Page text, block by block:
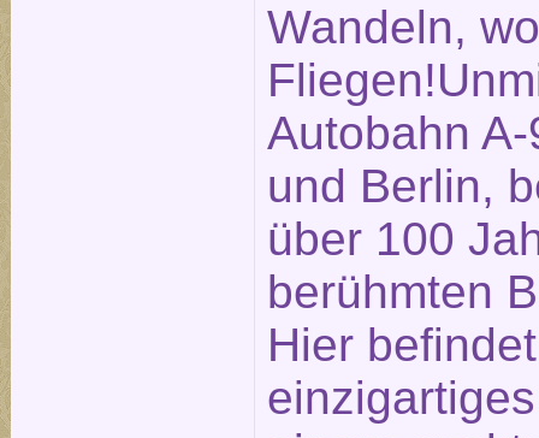
Wandeln,
Autobahn
und Berlin,
über 100
berühmten
Hier